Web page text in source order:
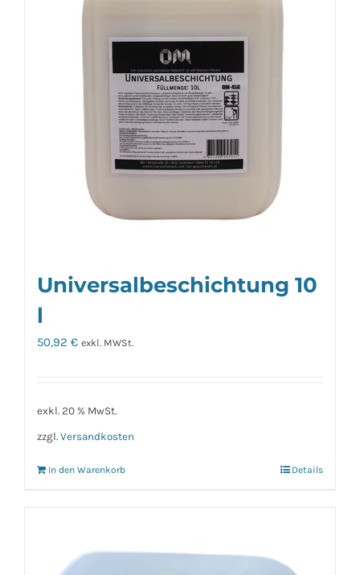
Universalbeschichtung 10
l
50,92 € exkl. MWSt.
exkl. 20 % MwSt.
zzgl. Versandkosten
In den Warenkorb Details